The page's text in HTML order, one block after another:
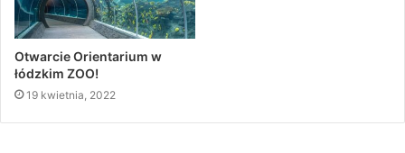
Otwarcie Orientarium w
łódzkim ZOO!
19 kwietnia, 2022